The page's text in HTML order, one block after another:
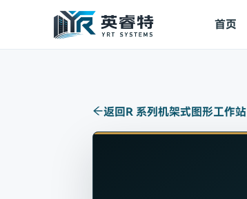
首页
返回R 系列机架式图形工作站